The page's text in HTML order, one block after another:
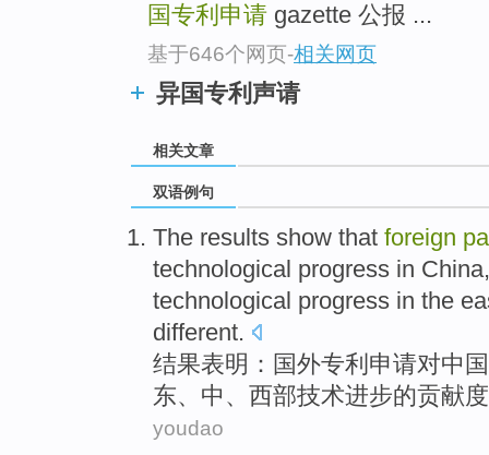
国专利申请 gazette 公报 ...
基于646个网页-相关网页
异国专利声请
相关文章
双语例句
The results show that foreign
technological progress in China
technological progress in the
different.
结果表明 ： 国外专利 申请对中国
东、 中 、 西部技术进步的贡献度
youdao